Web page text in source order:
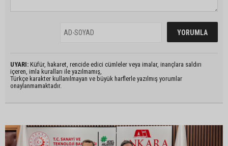
UYARI: Küfür, hakaret, rencide edici cümleler veya imalar, inançlara saldırı
içeren, imla kuralları ile yazılmamış,
Türkçe karakter kullanılmayan ve büyük harflerle yazılmış yorumlar
onaylanmamaktadır.